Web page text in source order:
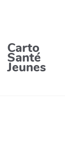
Carto
Santé
Jeunes